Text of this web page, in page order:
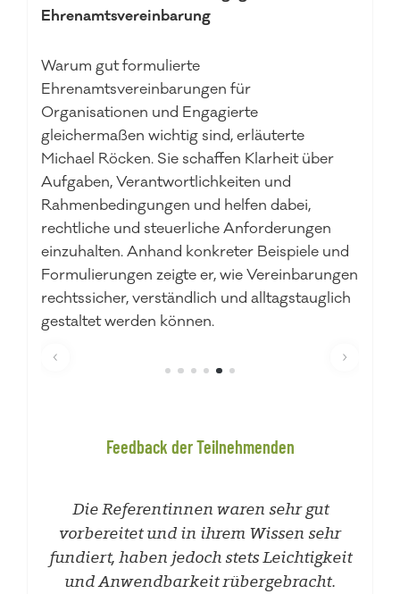
Ehrenamtsvereinbarung
Warum gut formulierte
Ehrenamtsvereinbarungen für
Organisationen und Engagierte
gleichermaßen wichtig sind, erläuterte
Michael Röcken. Sie schaffen Klarheit über
Aufgaben, Verantwortlichkeiten und
Rahmenbedingungen und helfen dabei,
rechtliche und steuerliche Anforderungen
einzuhalten. Anhand konkreter Beispiele und
Formulierungen zeigte er, wie Vereinbarungen
rechtssicher, verständlich und alltagstauglich
gestaltet werden können.
Feedback der Teilnehmenden
Die Referentinnen waren sehr gut
vorbereitet und in ihrem Wissen sehr
fundiert, haben jedoch stets Leichtigkeit
und Anwendbarkeit rübergebracht.